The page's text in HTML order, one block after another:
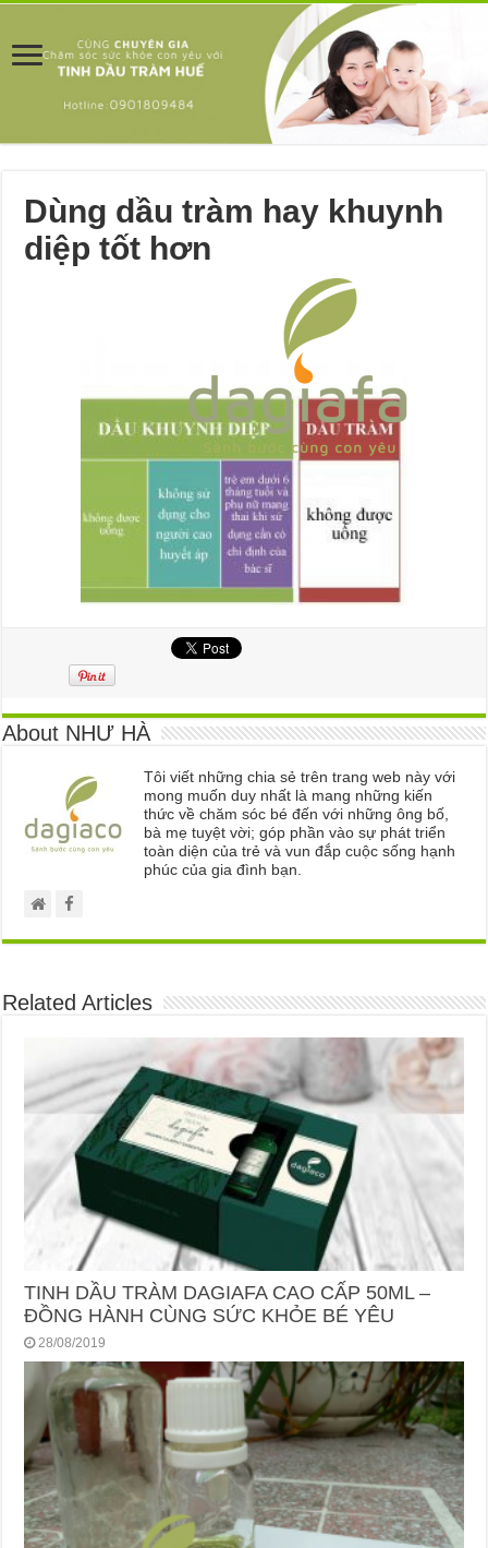
Dùng dầu tràm hay khuynh
diệp tốt hơn
About NHƯ HÀ
Tôi viết những chia sẻ trên trang web này với
mong muốn duy nhất là mang những kiến
thức về chăm sóc bé đến với những ông bố,
bà mẹ tuyệt vời; góp phần vào sự phát triển
toàn diện của trẻ và vun đắp cuộc sống hạnh
phúc của gia đình bạn.
Related Articles
TINH DẦU TRÀM DAGIAFA CAO CẤP 50ML –
ĐỒNG HÀNH CÙNG SỨC KHỎE BÉ YÊU
28/08/2019